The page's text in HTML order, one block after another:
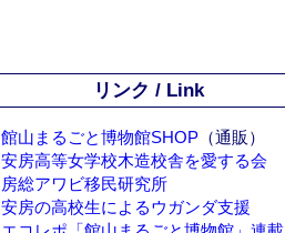
リンク / Link
館山まるごと博物館SHOP（通販）
安房高等女学校木造校舎を愛する会
房総アワビ移民研究所
安房の高校生によるウガンダ支援